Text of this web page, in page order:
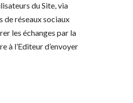
du Site, via
de réseaux sociaux
les échanges par la
à l’Editeur d’envoyer